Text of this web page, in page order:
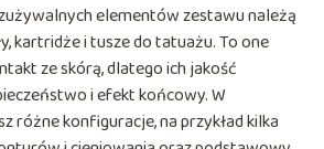
elementów zestawu należą
kartridże i tusze do tatuażu. To one
ze skórą, dlatego ich jakość
i efekt końcowy. W
różne konfiguracje, na przykład kilka